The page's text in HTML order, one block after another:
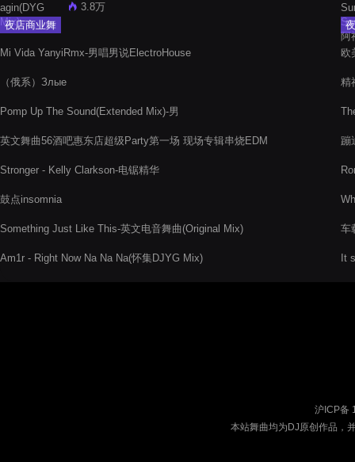
夜店商业舞
3.8万
Mi Vida YanyiRmx-男唱男说ElectroHouse
（俄系）Злые
Pomp Up The Sound(Extended Mix)-男
英文舞曲56酒吧惠东店超级Party第一场 现场专辑串烧EDM
Stronger - Kelly Clarkson-电锯精华
鼓点insomnia
Something Just Like This-英文电音舞曲(Original Mix)
Am1r - Right Now Na Na Na(怀集DJYG Mix)
欧
精
蹦
车
It
沪ICP备
本站舞曲均为DJ原创作品，